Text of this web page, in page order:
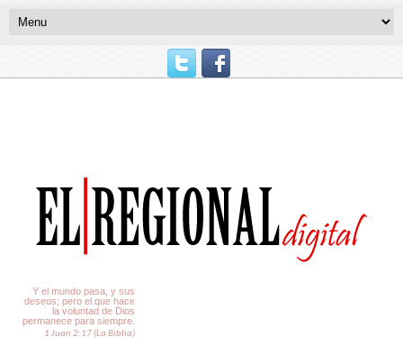
Y el mundo pasa, y sus
deseos; pero el que hace
la voluntad de Dios
permanece para siempre.
1 Juan 2:17 (La Biblia)